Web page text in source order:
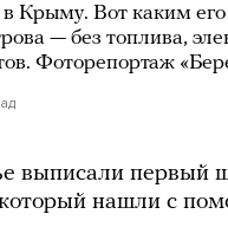
Крыму. Вот каким
— без топлива,
Фоторепортаж
выписали первый
который нашли с